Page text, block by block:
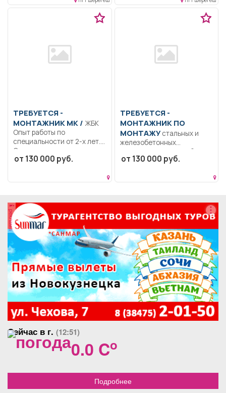
ТРЕБУЕТСЯ -
МОНТАЖНИК МК / ЖБК
Опыт работы по
специальности от 2-х лет..
Строительство крупных...
от 130 000 руб.
ТРЕБУЕТСЯ -
МОНТАЖНИК ПО
МОНТАЖУстальных и
железобетонных
конструкций Опыт работы
по специальности от 2-х...
от 130 000 руб.
реклама
Сейчас в г. (12:51)
0.0 Co
Подробнее